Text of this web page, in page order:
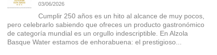
03/06/2026
Cumplir 250 años es un hito al alcance de muy pocos,
pero celebrarlo sabiendo que ofreces un producto gastronómico
de categoría mundial es un orgullo indescriptible. En Alzola
Basque Water estamos de enhorabuena: el prestigioso...